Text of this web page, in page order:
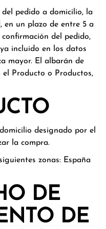
pedido a domicilio, la
en un plazo de entre 5 a
del pedido,
incluido en los datos
mayor. El albarán de
Producto o Productos,
designado por el
la compra.
zonas: España
DE
DE